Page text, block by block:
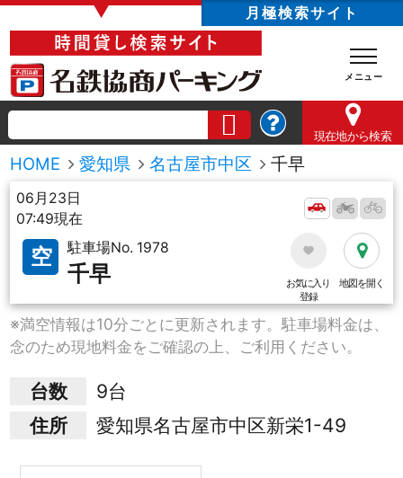
▼ 月極検索サイト
現在地から検索
HOME 愛知県 名古屋市中区 千早
06月23日
07:49現在
空 駐車場No. 1978
千早
お気に入り
登録
地図を開く
※満空情報は10分ごとに更新されます。駐車場料金は、
念のため現地料金をご確認の上、ご利用ください。
台数
9台
住所
愛知県名古屋市中区新栄1-49